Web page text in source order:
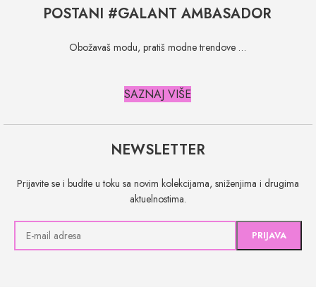
POSTANI #GALANT AMBASADOR
Obožavaš modu, pratiš modne trendove …
SAZNAJ VIŠE
NEWSLETTER
Prijavite se i budite u toku sa novim kolekcijama, sniženjima i drugima
aktuelnostima.